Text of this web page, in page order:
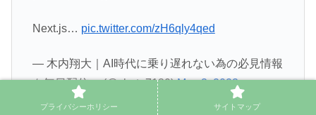
Next.js… pic.twitter.com/zH6qly4qed
— 木内翔大｜AI時代に乗り遅れない為の必見情報
を毎日配信📣 (@shota7180)May 3, 2023
プライバシーホリシー サイトマップ